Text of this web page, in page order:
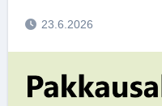
23.6.2026